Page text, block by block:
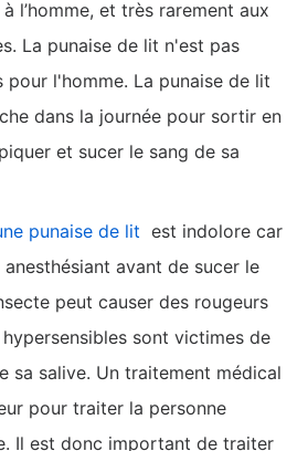
l’homme, et très rarement aux
La punaise de lit n'est pas
l'homme. La punaise de lit
dans la journée pour sortir en
et sucer le sang de sa
punaise de lit est indolore car
avant de sucer le
peut causer des rougeurs
sont victimes de
sa salive. Un traitement médical
pour traiter la personne
Il est donc important de traiter